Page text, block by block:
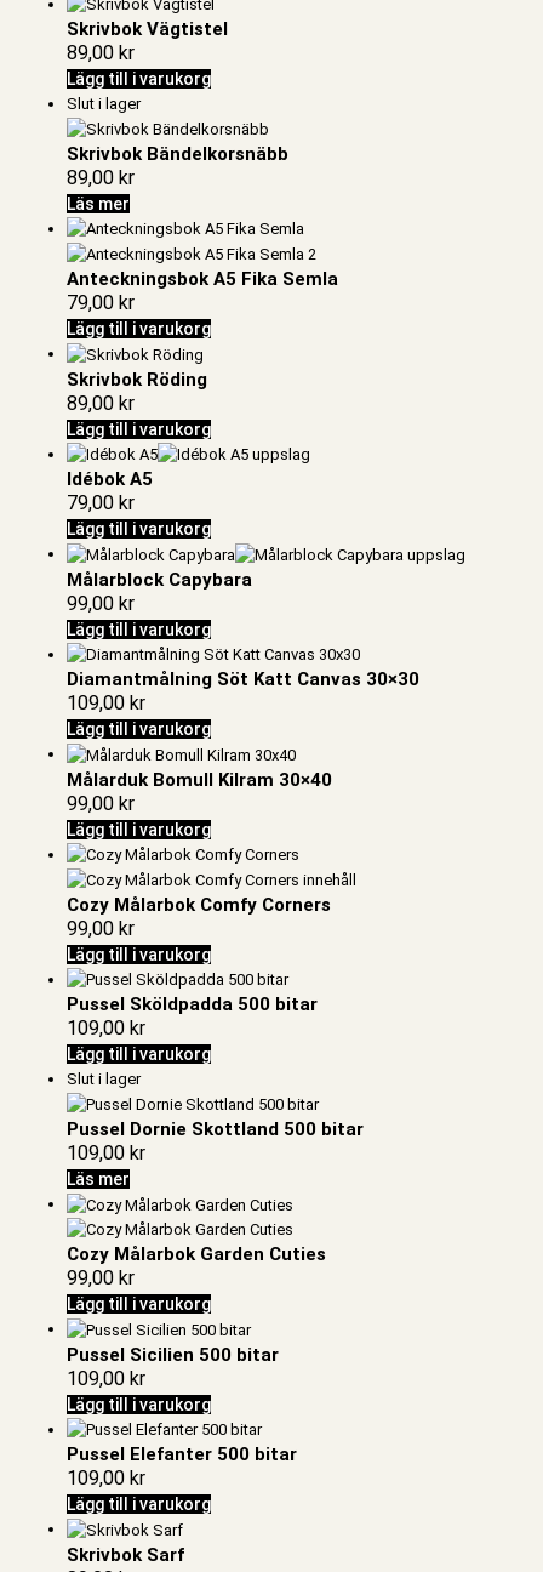
Skrivbok Vägtistel
89,00 kr
Lägg till i varukorg
Slut i lager
Skrivbok Bändelkorsnäbb
89,00 kr
Läs mer
Anteckningsbok A5 Fika Semla
79,00 kr
Lägg till i varukorg
Skrivbok Röding
89,00 kr
Lägg till i varukorg
Idébok A5
79,00 kr
Lägg till i varukorg
Målarblock Capybara
99,00 kr
Lägg till i varukorg
Diamantmålning Söt Katt Canvas 30×30
109,00 kr
Lägg till i varukorg
Målarduk Bomull Kilram 30×40
99,00 kr
Lägg till i varukorg
Cozy Målarbok Comfy Corners
99,00 kr
Lägg till i varukorg
Pussel Sköldpadda 500 bitar
109,00 kr
Lägg till i varukorg
Slut i lager
Pussel Dornie Skottland 500 bitar
109,00 kr
Läs mer
Cozy Målarbok Garden Cuties
99,00 kr
Lägg till i varukorg
Pussel Sicilien 500 bitar
109,00 kr
Lägg till i varukorg
Pussel Elefanter 500 bitar
109,00 kr
Lägg till i varukorg
Skrivbok Sarf